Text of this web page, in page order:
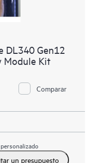
DL340 Gen12
Module Kit
Comparar
un presupuesto